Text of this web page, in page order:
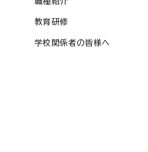
教育研修
学校関係者の皆様へ